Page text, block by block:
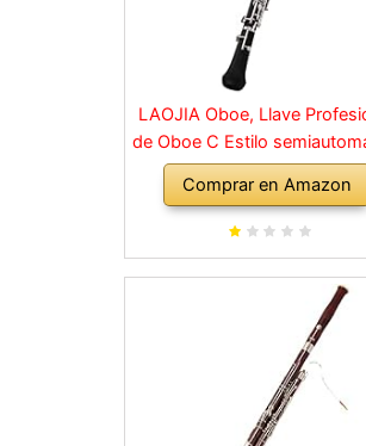
LAOJIA Oboe, Llave
de Oboe C Estilo
Llaves niqueladas
Viento de Madera con
de caña de Oboe Estuche
de Limpieza
Comprar en Amazon